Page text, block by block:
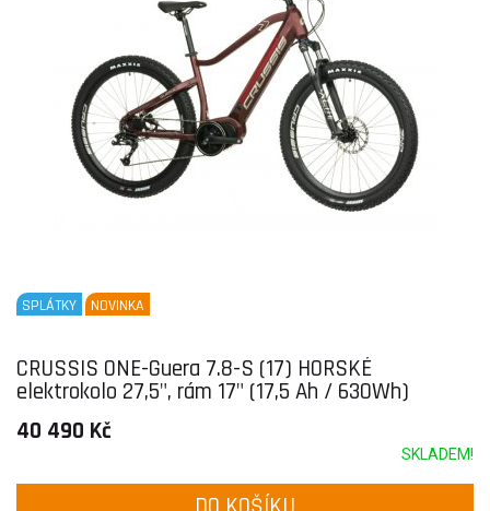
SPLÁTKY NOVINKA
CRUSSIS ONE-Guera 7.8-S (17) HORSKÉ
elektrokolo 27,5", rám 17" (17,5 Ah / 630Wh)
40 490 Kč
SKLADEM!